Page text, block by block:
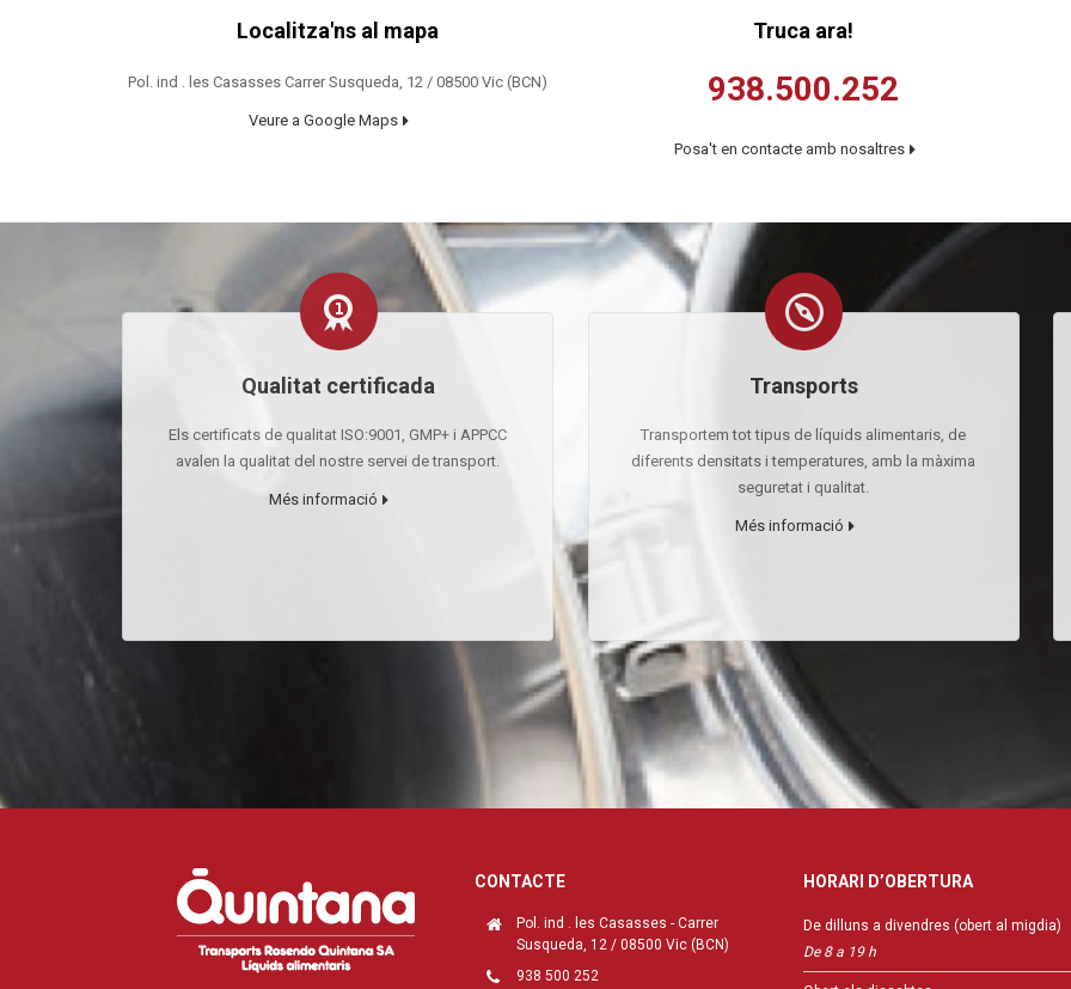
Localitza'ns al mapa
Pol. ind . les Casasses Carrer Susqueda, 12 / 08500 Vic (BCN)
Veure a Google Maps
Truca ara!
938.500.252
Posa't en contacte amb nosaltres
Qualitat certificada
Els certificats de qualitat ISO:9001, GMP+ i APPCC
avalen la qualitat del nostre servei de transport.
Més informació
Transports
Transportem tot tipus de líquids alimentaris, de
diferents densitats i temperatures, amb la màxima
seguretat i qualitat.
Més informació
CONTACTE
Pol. ind . les Casasses - Carrer
Susqueda, 12 / 08500 Vic (BCN)
938 500 252
HORARI D’OBERTURA
De dilluns a divendres (obert al migdia)
De 8 a 19 h